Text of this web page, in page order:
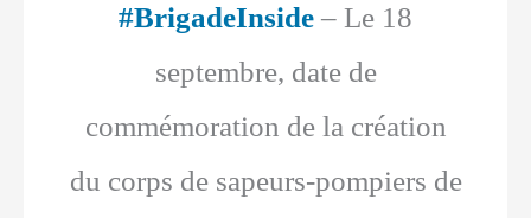
#BrigadeInside – Le 18
septembre, date de
commémoration de la création
du corps de sapeurs-pompiers de